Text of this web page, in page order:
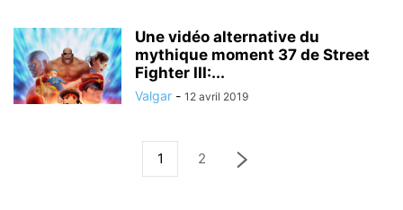
Une vidéo alternative du
mythique moment 37 de Street
Fighter III:...
Valgar - 12 avril 2019
1 2